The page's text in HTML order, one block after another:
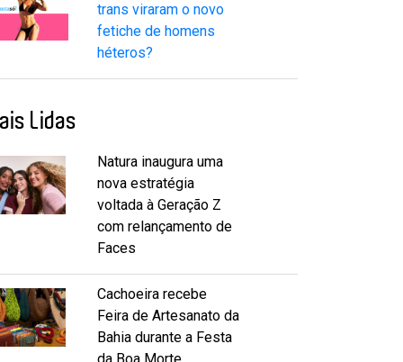
trans viraram o novo
fetiche de homens
héteros?
Lidas
Natura inaugura uma
nova estratégia
voltada à Geração Z
com relançamento de
Faces
Cachoeira recebe
Feira de Artesanato da
Bahia durante a Festa